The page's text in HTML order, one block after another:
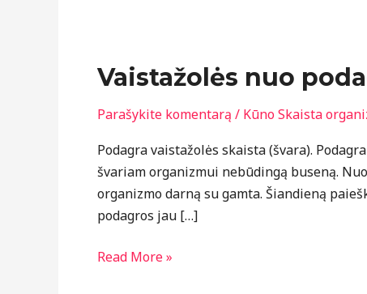
Vaistažolės nuo
Parašykite komentarą / Kūno Skaista
Podagra vaistažolės skaista (švara).
švariam organizmui nebūdingą buseną.
organizmo darną su gamta. Šiandieną
podagros jau […]
Vaistažolės
podagros
Read More »